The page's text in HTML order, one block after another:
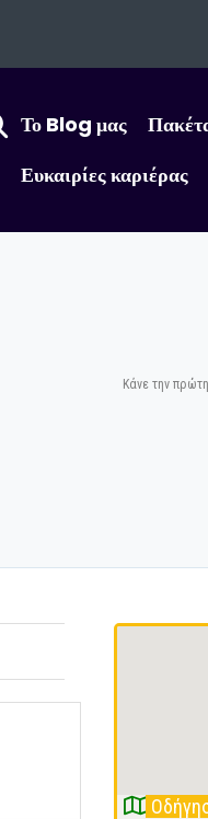
Το Blog μας
Ευκαιρίες καριέρας
Κάνε την